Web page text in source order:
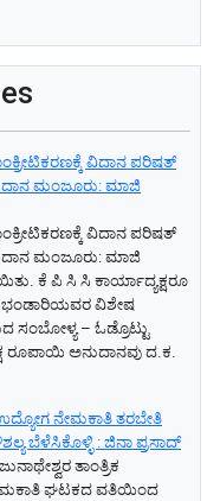
ವಿದಾನ ಪರಿಷತ್
ಮಂಜೂರು: ಮಾಜಿ
ವಿದಾನ ಪರಿಷತ್
ಮಂಜೂರು: ಮಾಜಿ
ಕೆ ಪಿ ಸಿ ಸಿ ಕಾರ್ಯಾದ್ಯಕ್ಷರೂ
ಭಂಡಾರಿಯವರ ವಿಶೇಷ
ಸಂಬೋಳ್ಯ – ಓಡ್ರೊಟ್ಟು
ರೂಪಾಯಿ ಅನುದಾನವು ದ.ಕ.
ನೇಮಕಾತಿ ತರಬೇತಿ
ಬೆಳೆಸಿಕೊಳ್ಳಿ : ಜಿನಾ ಪ್ರಸಾದ್
ತಾಂತ್ರಿಕ
ಘಟಕದ ವತಿಯಿಂದ